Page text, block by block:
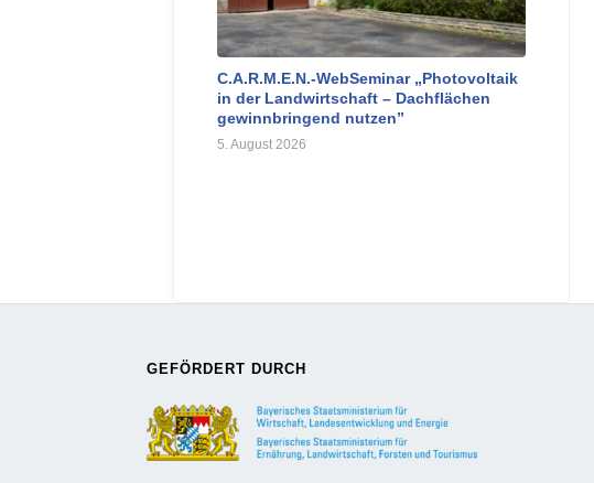
C.A.R.M.E.N.-WebSeminar „Photovoltaik
in der Landwirtschaft – Dachflächen
gewinnbringend nutzen”
5. August 2026
GEFÖRDERT DURCH